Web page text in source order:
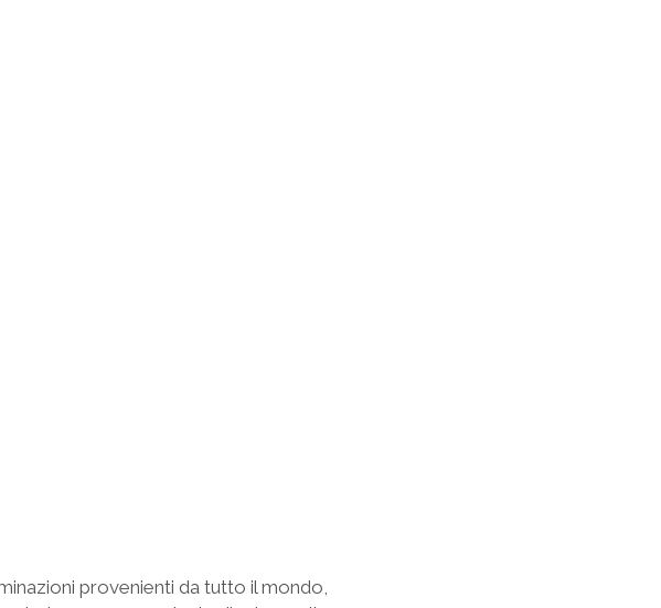
provenienti da tutto il mondo,